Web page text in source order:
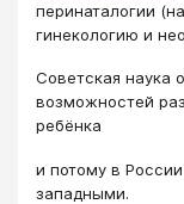
перинаталогии
гинекологию и
Советская наука
возможностей
ребёнка
и потому в
западными.